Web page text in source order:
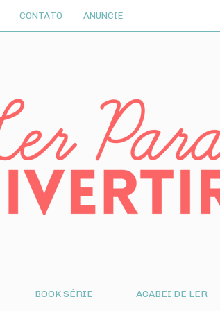
CONTATO ANUNCIE
BOOK SÉRIE ACABEI DE LER